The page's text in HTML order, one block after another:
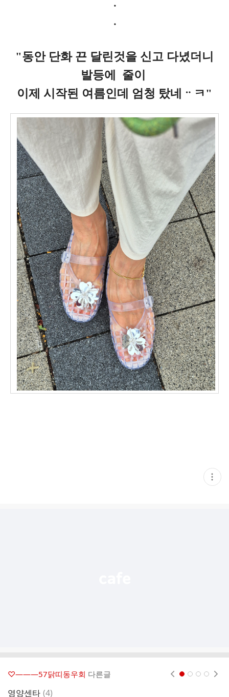
ㆍ
ㆍ
"동안 단화 끈 달린것을 신고 다녔더니
발등에 줄이
이제 시작된 여름인데 엄청 탔네ᆢㅋ"
현
재
♡―――57닭띠동우회 다른글
영양센타 댓
(4)